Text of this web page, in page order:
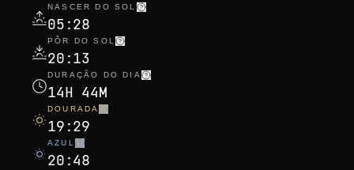
NASCER DO SOL
05:28
PÔR DO SOL
20:13
DURAÇÃO DO DIA
14H 44M
DOURADA
19:29
AZUL
20:48